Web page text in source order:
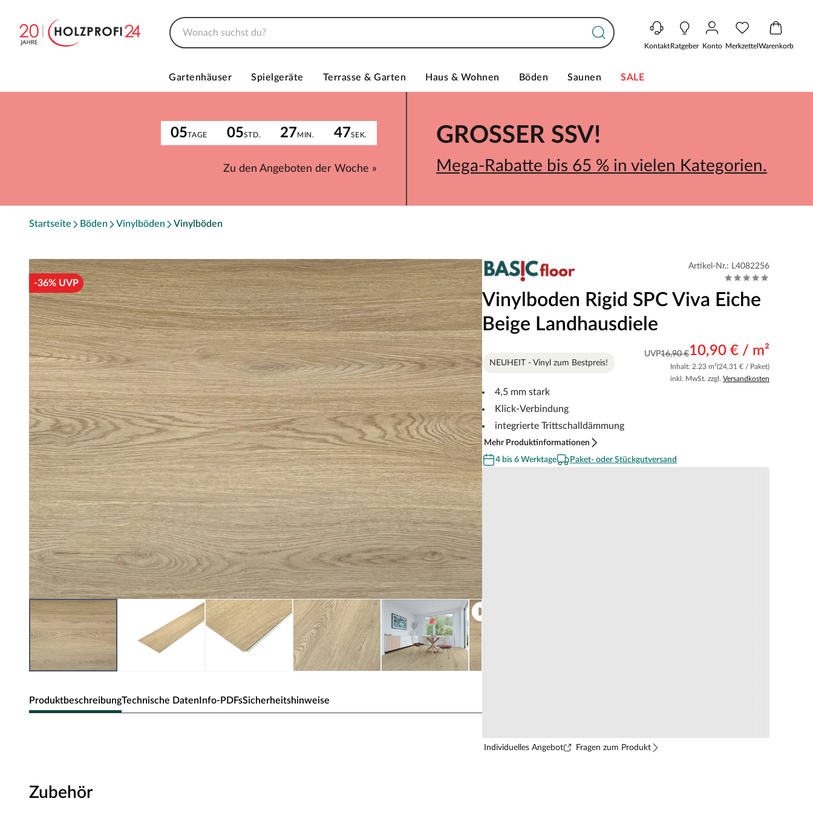
KontaktRatgeber Konto MerkzettelWarenkorb
Gartenhäuser Spielgeräte Terrasse & Garten Haus & Wohnen Böden Saunen SALE
05TAGE 05STD. 27MIN. 47SEK.
Zu den Angeboten der Woche »
GROSSER SSV!
Mega-Rabatte bis 65 % in vielen Kategorien.
Startseite Böden Vinylböden Vinylböden
-36% UVP
ProduktbeschreibungTechnische DatenInfo-PDFsSicherheitshinweise
Stärke 4,5 mm, Klick-Verbindung, geeignet für Feuchträume, Dämmung integriert
Artikel-Nr.: L4082256
Vinylboden Rigid SPC Viva Eiche
Beige Landhausdiele
UVP16,90 €10,90 € / m²
Inhalt: 2.23 m²(24,31 € / Paket)
inkl. MwSt. zzgl. Versandkosten
NEUHEIT - Vinyl zum Bestpreis!
4,5 mm stark
Klick-Verbindung
integrierte Trittschalldämmung
Mehr Produktinformationen
4 bis 6 Werktage
Paket- oder Stückgutversand
Individuelles Angebot Fragen zum Produkt
Zubehör